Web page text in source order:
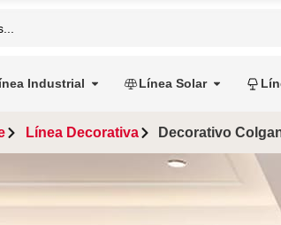
Industrial Línea Solar
Línea Decorativa Decorativo